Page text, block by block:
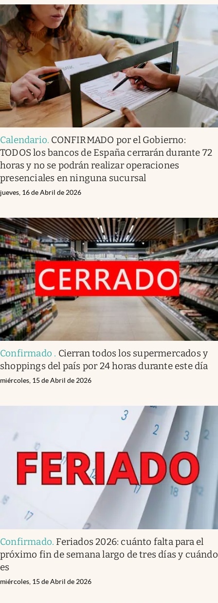
Calendario. CONFIRMADO por el Gobierno:
TODOS los bancos de España cerrarán durante 72
horas y no se podrán realizar operaciones
presenciales en ninguna sucursal
jueves, 16 de Abril de 2026
Confirmado . Cierran todos los supermercados y
shoppings del país por 24 horas durante este día
miércoles, 15 de Abril de 2026
Confirmado. Feriados 2026: cuánto falta para el
próximo fin de semana largo de tres días y cuándo
es
miércoles, 15 de Abril de 2026